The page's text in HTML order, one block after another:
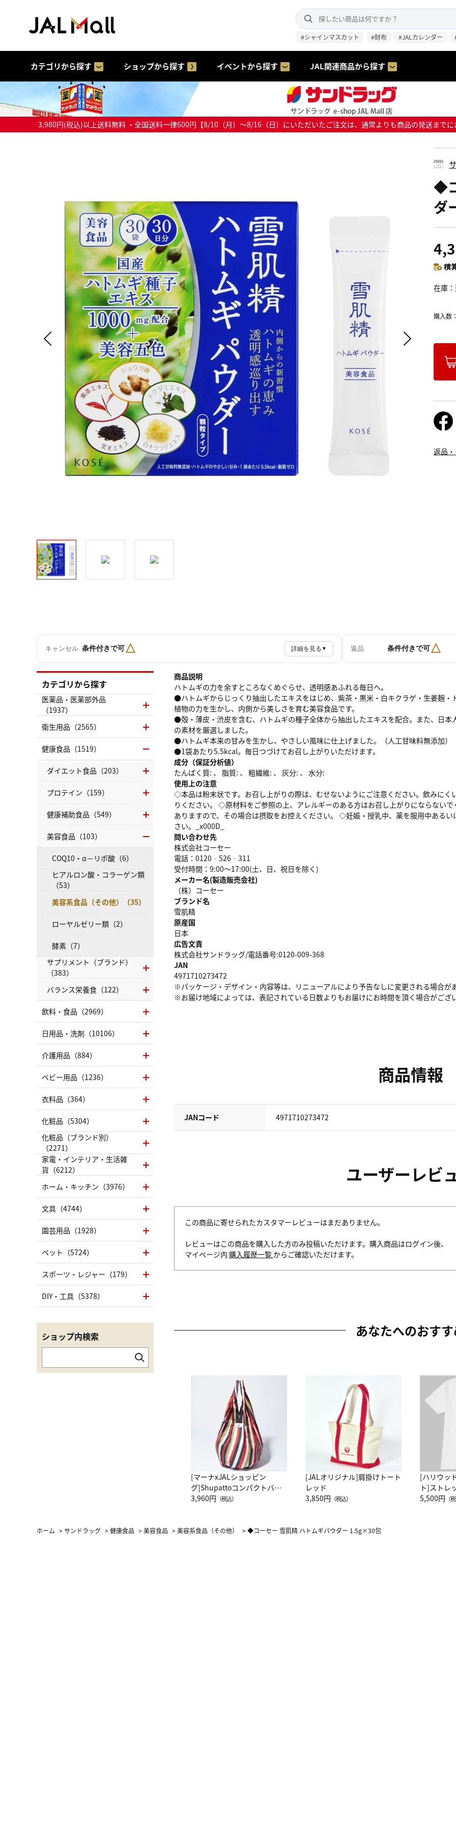
#シャインマスカット #財布 #JALカレンダー
カテゴリから探す ショップから探す イベントから探す JAL関連商品から探す
3,980円(税込)以上送料無料 ・全国送料一律600円【8/10（月）～8/16（日）にいただいたご注文は、通常よりも商品の発送まで
◆
ダ
積
在庫
購入数
返品
キャンセル 条件付きで可△ 詳細を見る ▼ 返品 条件付きで可△
商品説明
ハトムギの力を余すところなくめぐらせ、透明感あふれる毎日へ。
●ハトムギからじっくり抽出したエキスをはじめ、紫茶・黒米・白キクラゲ・生姜麹
植物の力を生かし、内側から美しさを育む美容食品です。
●殻・薄皮・渋皮を含む、ハトムギの種子全体から抽出したエキスを配合。また、日
の素材を厳選しました。
●ハトムギ本来の甘みを生かし、やさしい風味に仕上げました。（人工甘味料無添加）
●1袋あたり5.5kcal。毎日つづけてお召し上がりいただけます。
成分（保証分析値）
たんぱく質: 、 脂質: 、 粗繊維: 、 灰分: 、 水分:
使用上の注意
◇本品は粉末状です。お召し上がりの際は、むせないようにご注意ください。飲みに
りください。 ◇原材料をご参照の上、アレルギーのある方はお召し上がりにならない
ありますので、その場合は摂取をお控えください。 ◇妊娠・授乳中、薬を服用中ある
さい。_x000D_
問い合わせ先
株式会社コーセー
電話：0120‐526‐311
受付時間：9:00～17:00(土、日、祝日を除く)
メーカー名(製造販売会社)
（株）コーセー
ブランド名
雪肌精
原産国
日本
広告文責
株式会社サンドラッグ/電話番号:0120-009-368
JAN
4971710273472
※パッケージ・デザイン・内容等は、リニューアルにより予告なしに変更される場合が
※お届け地域によっては、表記されている日数よりもお届けにお時間を頂く場合がござ
商品情報
JANコード 4971710273472
ユーザーレビ
この商品に寄せられたカスタマーレビューはまだありません。
レビューはこの商品を購入した方のみ投稿いただけます。購入商品はログイン後、
マイページ内 購入履歴一覧 からご確認いただけます。
あなたへのおす
[マーナxJALショッピン
グ]Shupattoコンパクトバッ
グ Drop JAL客室乗務員
3,960円 （税込）
[JALオリジナル]肩掛けトート
レッド
3,850円 （税込）
[ハリウッ
ト]ストレ
ーネック
5,500円 （
カテゴリから探す
医薬品・医薬部外品
（1937）
衛生用品（2565）
健康食品（1519）
ダイエット食品（203）
プロテイン（159）
健康補助食品（549）
美容食品（103）
COQ10・α－リポ酸（6）
ヒアルロン酸・コラーゲン類
（53）
美容系食品（その他）（35）
ローヤルゼリー類（2）
酵素（7）
サプリメント（ブランド）
（383）
バランス栄養食（122）
飲料・食品（2969）
日用品・洗剤（10106）
介護用品（884）
ベビー用品（1236）
衣料品（364）
化粧品（5304）
化粧品（ブランド別）
（2271）
家電・インテリア・生活雑
貨（6212）
ホーム・キッチン（3976）
文具（4744）
園芸用品（1928）
ペット（5724）
スポーツ・レジャー（179）
DIY・工具（5378）
ショップ内検索
ホーム >サンドラッグ >健康食品 >美容食品 >美容系食品（その他） >◆コーセー 雪肌精 ハトムギパウダー 1.5g×30包